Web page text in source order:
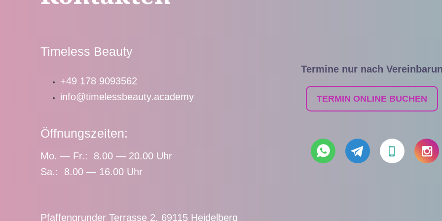
Timeless Beauty
+49 178 9093562
info@timelessbeauty.academy
Öffnungszeiten:
Mo. — Fr.: 8.00 — 20.00 Uhr
Sa.: 8.00 — 16.00 Uhr
Termine nur nach
TERMIN ONLINE BUCHEN
Pfaffengrunder Terrasse 2, 69115 Heidelberg